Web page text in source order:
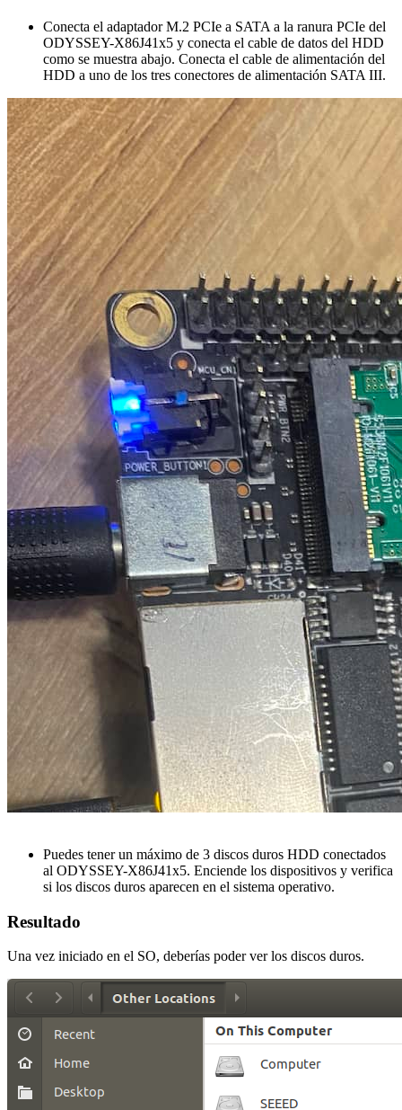
Conecta el adaptador M.2 PCIe a SATA a la ranura PCIe del
ODYSSEY-X86J41x5 y conecta el cable de datos del HDD
como se muestra abajo. Conecta el cable de alimentación del
HDD a uno de los tres conectores de alimentación SATA III.
Puedes tener un máximo de 3 discos duros HDD conectados
al ODYSSEY-X86J41x5. Enciende los dispositivos y verifica
si los discos duros aparecen en el sistema operativo.
Resultado
Una vez iniciado en el SO, deberías poder ver los discos duros.